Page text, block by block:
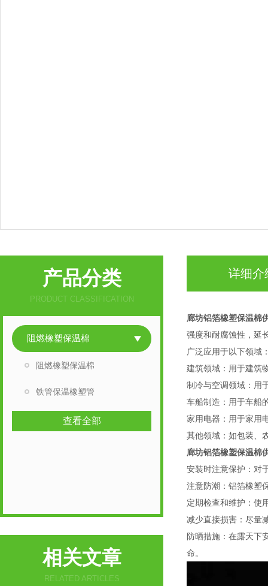
产品分类
PRODUCT CLASSIFICATION
阻燃橡塑保温棉
阻燃橡塑保温棉
铁管保温橡塑管
查看全部
相关文章
RELATED ARTICLES
详细介
廊坊铝箔橡塑保温棉
强度和耐腐蚀性，延
广泛应用于以下领域
建筑领域：用于建筑
制冷与空调领域：用
车船制造：用于车船
家用电器：用于家用
其他领域：如包装、
廊坊铝箔橡塑保温棉
安装时注意保护：对
注意防潮：铝箔橡塑
定期检查和维护：使
减少直接损害：尽量
防晒措施：在露天下
命。